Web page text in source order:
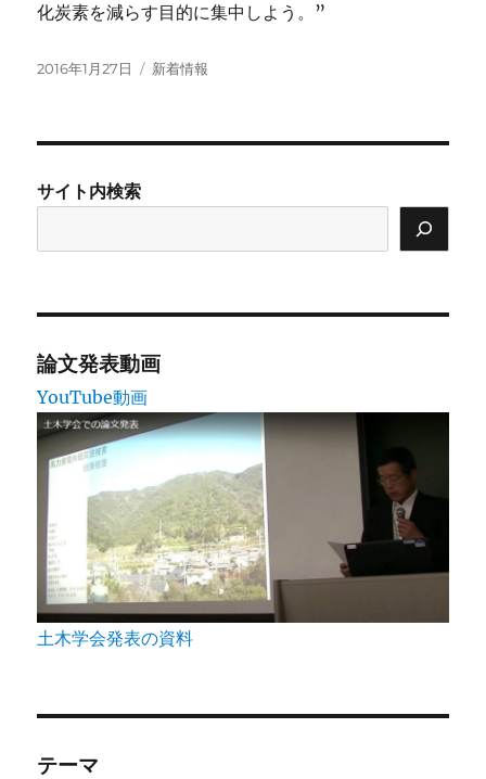
化炭素を減らす目的に集中しよう。”
投
2016年1月27日
カ
新着情報
サイト内検索
論文発表動画
YouTube動画
土木学会発表の資料
テーマ